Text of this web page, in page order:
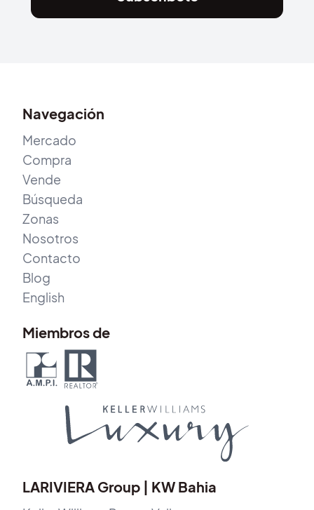
Navegación
Mercado
Compra
Vende
Búsqueda
Zonas
Nosotros
Contacto
Blog
English
Miembros de
LARIVIERA Group | KW Bahia